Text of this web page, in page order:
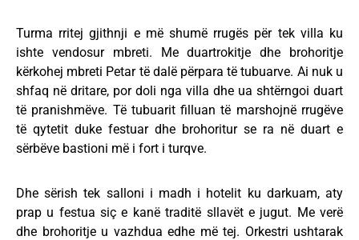
Turma rritej gjithnji e më shumë rrugës për tek villa ku
ishte vendosur mbreti. Me duartrokitje dhe brohoritje
kërkohej mbreti Petar të dalë përpara të tubuarve. Ai nuk u
shfaq në dritare, por doli nga villa dhe ua shtërngoi duart
të pranishmëve. Të tubuarit filluan të marshojnë rrugëve
të qytetit duke festuar dhe brohoritur se ra në duart e
sërbëve bastioni më i fort i turqve.
Dhe sërish tek salloni i madh i hotelit ku darkuam, aty
prap u festua siç e kanë traditë sllavët e jugut. Me verë
dhe brohoritje u vazhdua edhe më tej. Orkestri ushtarak